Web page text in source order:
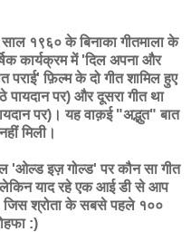
१९६० के बिनाका गीतमाला के
कार्यक्रम में 'दिल अपना और
पराई' फ़िल्म के दो गीत शामिल हुए
पायदान पर) और दूसरा गीत था
पर)। यह वाक़ई "अद्भुत" बात
मिली।
'ओल्ड इज़ गोल्ड' पर कौन सा गीत
लेकिन याद रहे एक आई डी से आप
श्रोता के सबसे पहले १००
:)